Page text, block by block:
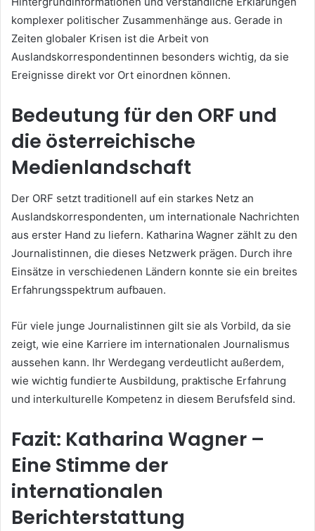
komplexer politischer Zusammenhänge aus. Gerade in
Zeiten globaler Krisen ist die Arbeit von
Auslandskorrespondentinnen besonders wichtig, da sie
Ereignisse direkt vor Ort einordnen können.
Bedeutung für den ORF und
die österreichische
Medienlandschaft
Der ORF setzt traditionell auf ein starkes Netz an
Auslandskorrespondenten, um internationale Nachrichten
aus erster Hand zu liefern. Katharina Wagner zählt zu den
Journalistinnen, die dieses Netzwerk prägen. Durch ihre
Einsätze in verschiedenen Ländern konnte sie ein breites
Erfahrungsspektrum aufbauen.
Für viele junge Journalistinnen gilt sie als Vorbild, da sie
zeigt, wie eine Karriere im internationalen Journalismus
aussehen kann. Ihr Werdegang verdeutlicht außerdem,
wie wichtig fundierte Ausbildung, praktische Erfahrung
und interkulturelle Kompetenz in diesem Berufsfeld sind.
Fazit: Katharina Wagner –
Eine Stimme der
internationalen
Berichterstattung